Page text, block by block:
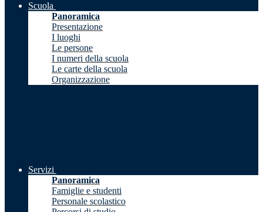
Scuola
Panoramica
Presentazione
I luoghi
Le persone
I numeri della scuola
Le carte della scuola
Organizzazione
Servizi
Panoramica
Famiglie e studenti
Personale scolastico